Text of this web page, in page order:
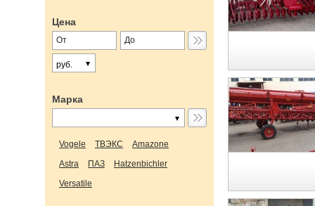
Цена
руб.
Марка
Vogele ТВЭКС
Amazone
Astra
ПАЗ
Hatzenbichler
Versatile